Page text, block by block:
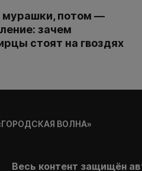
мурашки, потом —
зачем
стоят на гвоздях
ВОЛНА»
Весь контент защищён